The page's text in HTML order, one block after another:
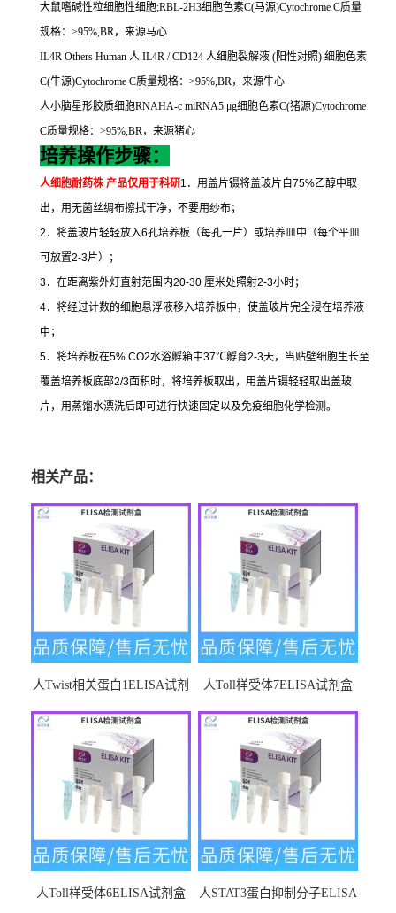
大鼠嗜碱性粒细胞性细胞;RBL-2H3细胞色素C(马源)Cytochrome C质量
规格： >95%,BR，来源马心
IL4R Others Human 人 IL4R / CD124 人细胞裂解液 (阳性对照) 细胞色素
C(牛源)Cytochrome C质量规格： >95%,BR，来源牛心
人小脑星形胶质细胞RNAHA-c miRNA5 μg细胞色素C(猪源)Cytochrome
C质量规格： >95%,BR，来源猪心
培养操作步骤：
人细胞耐药株产品仅用于科研1 ．用盖片镊将盖玻片自75%乙醇中取
出，用无菌丝绸布擦拭干净，不要用纱布；
2 ．将盖玻片轻轻放入6孔培养板（每孔一片）或培养皿中（每个平皿
可放置2-3片）；
3．在距离紫外灯直射范围内20-30 厘米处照射2-3小时；
4．将经过计数的细胞悬浮液移入培养板中，使盖玻片完全浸在培养液
中；
5．将培养板在5% CO2水浴孵箱中37℃孵育2-3天，当贴壁细胞生长至
覆盖培养板底部2/3面积时，将培养板取出，用盖片镊轻轻取出盖玻
片，用蒸馏水漂洗后即可进行快速固定以及免疫细胞化学检测。
相关产品：
人Twist相关蛋白1ELISA试剂
人Toll样受体7ELISA试剂盒
人Toll样受体6ELISA试剂盒
人STAT3蛋白抑制分子ELISA